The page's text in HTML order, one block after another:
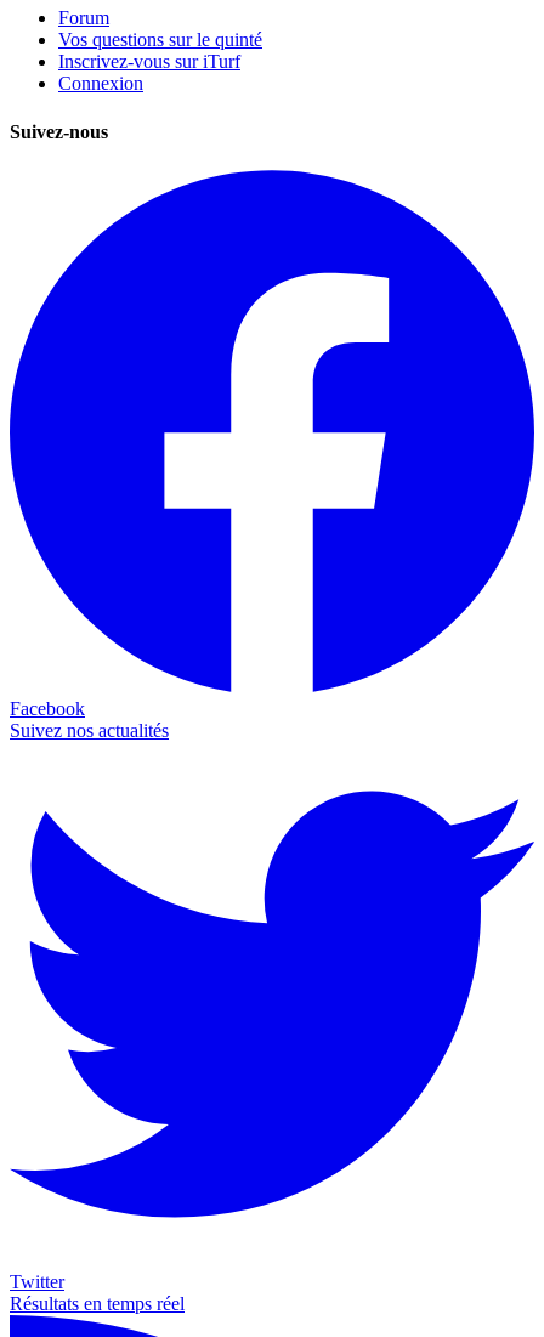
Forum
Vos questions sur le quinté
Inscrivez-vous sur iTurf
Connexion
Suivez-nous
Facebook
Suivez nos actualités
Twitter
Résultats en temps réel